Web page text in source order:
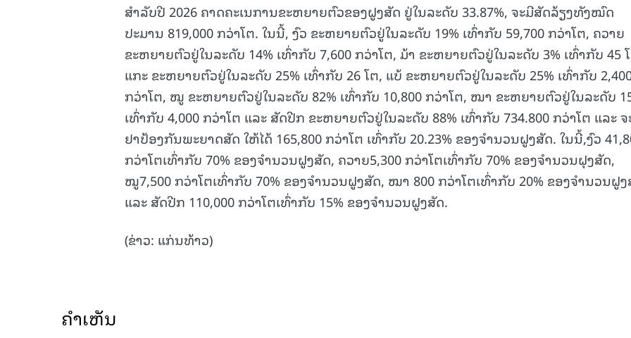
ສໍາລັບປີ 2026 ຄາດຄະເນການຂະຫຍາຍຕົວຂອງຝູງສັດ ຢູ່ໃນລະດັບ 33.87%, ຈະມີສັດລ້ຽງທັງໝົດ
ປະມານ 819,000 ກວ່າໂຕ. ໃນນີ້, ງົວ ຂະຫຍາຍຕົວຢູ່ໃນລະດັບ 19% ເທົ່າກັບ 59,700 ກວ່າໂຕ, ຄວາຍ
ຂະຫຍາຍຕົວຢູ່ໃນລະດັບ 14% ເທົ່າກັບ 7,600 ກວ່າໂຕ, ມ້າ ຂະຫຍາຍຕົວຢູ່ໃນລະດັບ 3% ເທົ່າກັບ 45
ແກະ ຂະຫຍາຍຕົວຢູ່ໃນລະດັບ 25% ເທົ່າກັບ 26 ໂຕ, ແບ້ ຂະຫຍາຍຕົວຢູ່ໃນລະດັບ 25% ເທົ່າກັບ
ກວ່າໂຕ, ໝູ ຂະຫຍາຍຕົວຢູ່ໃນລະດັບ 82% ເທົ່າກັບ 10,800 ກວ່າໂຕ, ໝາ ຂະຫຍາຍຕົວຢູ່ໃນລະດັບ
ເທົ່າກັບ 4,000 ກວ່າໂຕ ແລະ ສັດປີກ ຂະຫຍາຍຕົວຢູ່ໃນລະດັບ 88% ເທົ່າກັບ 734.800 ກວ່າໂຕ ແລະ
ຢາປ້ອງກັນພະຍາດສັດ ໃຫ້ໄດ້ 165,800 ກວ່າໂຕ ເທົ່າກັບ 20.23% ຂອງຈໍານວນຝູງສັດ. ໃນນີ້,ງົວ
ກວ່າໂຕເທົ່າກັບ 70% ຂອງຈໍານວນຝູງສັດ, ຄວາຍ5,300 ກວ່າໂຕເທົ່າກັບ 70% ຂອງຈໍານວນຝຸງສັດ,
ໝູ7,500 ກວ່າໂຕເທົ່າກັບ 70% ຂອງຈໍານວນຝູງສັດ, ໝາ 800 ກວ່າໂຕເທົ່າກັບ 20% ຂອງຈໍານວນຝູ
ແລະ ສັດປີກ 110,000 ກວ່າໂຕເທົ່າກັບ 15% ຂອງຈໍານວນຝູງສັດ.
(ຂ່າວ: ແກ່ນທ້າວ)
ຄໍາເຫັນ